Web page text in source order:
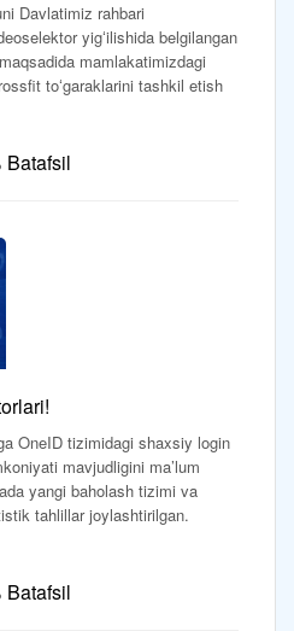
Davlatimiz rahbari
yigʻilishida belgilangan
mamlakatimizdagi
toʻgaraklarini tashkil etish
Batafsil
OneID tizimidagi shaxsiy login
mavjudligini ma’lum
yangi baholash tizimi va
tahlillar joylashtirilgan.
Batafsil